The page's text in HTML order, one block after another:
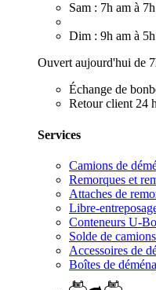
Sam : 7h am à
Dim : 9h am à
Ouvert aujourd'hui de
Échange de
Retour client 24
Services
Camions de
Remorques et
Attaches de
Libre-
Conteneurs U-
Solde de
Accessoires de
Boîtes de